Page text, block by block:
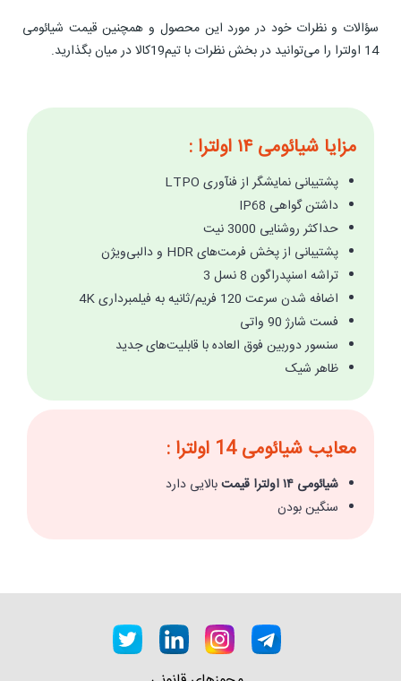
سؤالات و نظرات خود در مورد این محصول و همچنین قیمت شیائومی
14 اولترا را می‌توانید در بخش نظرات با تیم19کالا در میان بگذارید.
مزایا شیائومی ۱۴ اولترا :
پشتیبانی نمایشگر از فنآوری LTPO
داشتن گواهی IP68
حداکثر روشنایی 3000 نیت
پشتیبانی از پخش فرمت‌های HDR و دالبی‌ویژن
تراشه اسنپدراگون 8 نسل 3
اضافه شدن سرعت 120 فریم/ثانیه به فیلمبرداری 4K
فست شارژ 90 واتی
سنسور دوربین فوق العاده با قابلیت‌های جدید
ظاهر شیک
معایب شیائومی 14 اولترا :
شیائومی ۱۴ اولترا قیمت
بالایی دارد
سنگین بودن